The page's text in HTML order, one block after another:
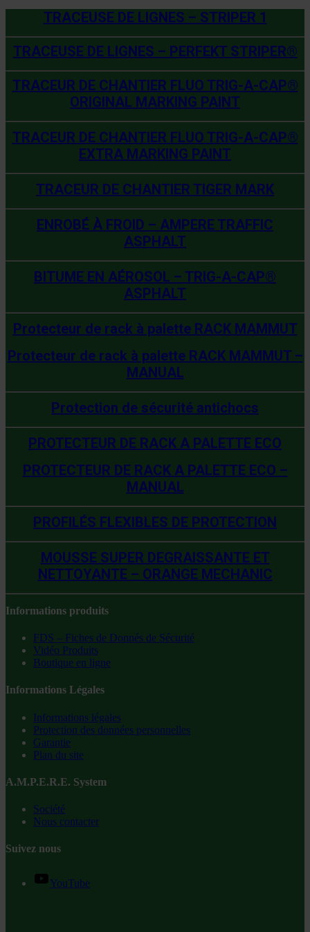
TRACEUSE DE LIGNES – STRIPER 1
TRACEUSE DE LIGNES – PERFEKT STRIPER®
TRACEUR DE CHANTIER FLUO TRIG-A-CAP®
ORIGINAL MARKING PAINT
TRACEUR DE CHANTIER FLUO TRIG-A-CAP®
EXTRA MARKING PAINT
TRACEUR DE CHANTIER TIGER MARK
ENROBÉ À FROID – AMPERE TRAFFIC
ASPHALT
BITUME EN AÉROSOL – TRIG-A-CAP®
ASPHALT
Protecteur de rack à palette RACK MAMMUT
Protecteur de rack à palette RACK MAMMUT –
MANUAL
Protection de sécurité antichocs
PROTECTEUR DE RACK A PALETTE ECO
PROTECTEUR DE RACK A PALETTE ECO –
MANUAL
PROFILÉS FLEXIBLES DE PROTECTION
MOUSSE SUPER DEGRAISSANTE ET
NETTOYANTE – ORANGE MECHANIC
Informations produits
FDS – Fiches de Donnés de Sécurité
Vidéo Produits
Boutique en ligne
Informations Légales
Informations légales
Protection des données personnelles
Garantie
Plan du site
A.M.P.E.R.E. System
Société
Nous contacter
Suivez nous
YouTube